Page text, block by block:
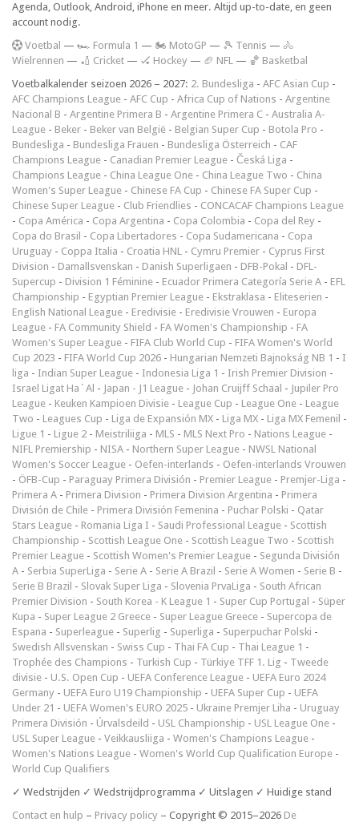
Agenda, Outlook, Android, iPhone en meer. Altijd up-to-date, en geen
account nodig.
Voetbal — 🏎️ Formula 1 — 🏍 MotoGP — 🎾 Tennis — 🚴
Wielrennen — 🏏 Cricket — 🏑 Hockey — 🏈 NFL — 🏀 Basketbal
Voetbalkalender seizoen 2026 – 2027: 2. Bundesliga - AFC Asian Cup -
AFC Champions League - AFC Cup - Africa Cup of Nations - Argentine
Nacional B - Argentine Primera B - Argentine Primera C - Australia A-
League - Beker - Beker van België - Belgian Super Cup - Botola Pro -
Bundesliga - Bundesliga Frauen - Bundesliga Österreich - CAF
Champions League - Canadian Premier League - Česká Liga -
Champions League - China League One - China League Two - China
Women's Super League - Chinese FA Cup - Chinese FA Super Cup -
Chinese Super League - Club Friendlies - CONCACAF Champions League
- Copa América - Copa Argentina - Copa Colombia - Copa del Rey -
Copa do Brasil - Copa Libertadores - Copa Sudamericana - Copa
Uruguay - Coppa Italia - Croatia HNL - Cymru Premier - Cyprus First
Division - Damallsvenskan - Danish Superligaen - DFB-Pokal - DFL-
Supercup - Division 1 Féminine - Ecuador Primera Categoría Serie A - EFL
Championship - Egyptian Premier League - Ekstraklasa - Eliteserien -
English National League - Eredivisie - Eredivisie Vrouwen - Europa
League - FA Community Shield - FA Women's Championship - FA
Women's Super League - FIFA Club World Cup - FIFA Women's World
Cup 2023 - FIFA World Cup 2026 - Hungarian Nemzeti Bajnokság NB 1 - I
liga - Indian Super League - Indonesia Liga 1 - Irish Premier Division -
Israel Ligat Ha`Al - Japan - J1 League - Johan Cruijff Schaal - Jupiler Pro
League - Keuken Kampioen Divisie - League Cup - League One - League
Two - Leagues Cup - Liga de Expansión MX - Liga MX - Liga MX Femenil -
Ligue 1 - Ligue 2 - Meistriliiga - MLS - MLS Next Pro - Nations League -
NIFL Premiership - NISA - Northern Super League - NWSL National
Women's Soccer League - Oefen-interlands - Oefen-interlands Vrouwen
- ÖFB-Cup - Paraguay Primera División - Premier League - Premjer-Liga -
Primera A - Primera Division - Primera Division Argentina - Primera
División de Chile - Primera División Femenina - Puchar Polski - Qatar
Stars League - Romania Liga I - Saudi Professional League - Scottish
Championship - Scottish League One - Scottish League Two - Scottish
Premier League - Scottish Women's Premier League - Segunda División
A - Serbia SuperLiga - Serie A - Serie A Brazil - Serie A Women - Serie B -
Serie B Brazil - Slovak Super Liga - Slovenia PrvaLiga - South African
Premier Division - South Korea - K League 1 - Super Cup Portugal - Süper
Kupa - Super League 2 Greece - Super League Greece - Supercopa de
Espana - Superleague - Superlig - Superliga - Superpuchar Polski -
Swedish Allsvenskan - Swiss Cup - Thai FA Cup - Thai League 1 -
Trophée des Champions - Turkish Cup - Türkiye TFF 1. Lig - Tweede
divisie - U.S. Open Cup - UEFA Conference League - UEFA Euro 2024
Germany - UEFA Euro U19 Championship - UEFA Super Cup - UEFA
Under 21 - UEFA Women's EURO 2025 - Ukraine Premjer Liha - Uruguay
Primera División - Úrvalsdeild - USL Championship - USL League One -
USL Super League - Veikkausliiga - Women's Champions League -
Women's Nations League - Women's World Cup Qualification Europe -
World Cup Qualifiers
✓ Wedstrijden ✓ Wedstrijdprogramma ✓ Uitslagen ✓ Huidige stand
Contact en hulp – Privacy policy – Copyright © 2015–2026 De